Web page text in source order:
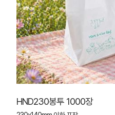
HND230봉투 1000장